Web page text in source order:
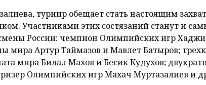
турнир обещает стать настоящим
Участниками этих состязаний станут и
России: чемпион Олимпийских игр
мира Артур Таймазов и Мавлет Батыров;
мира Билал Махов и Бесик Кудухов;
Олимпийских игр Махач Муртазалиев и